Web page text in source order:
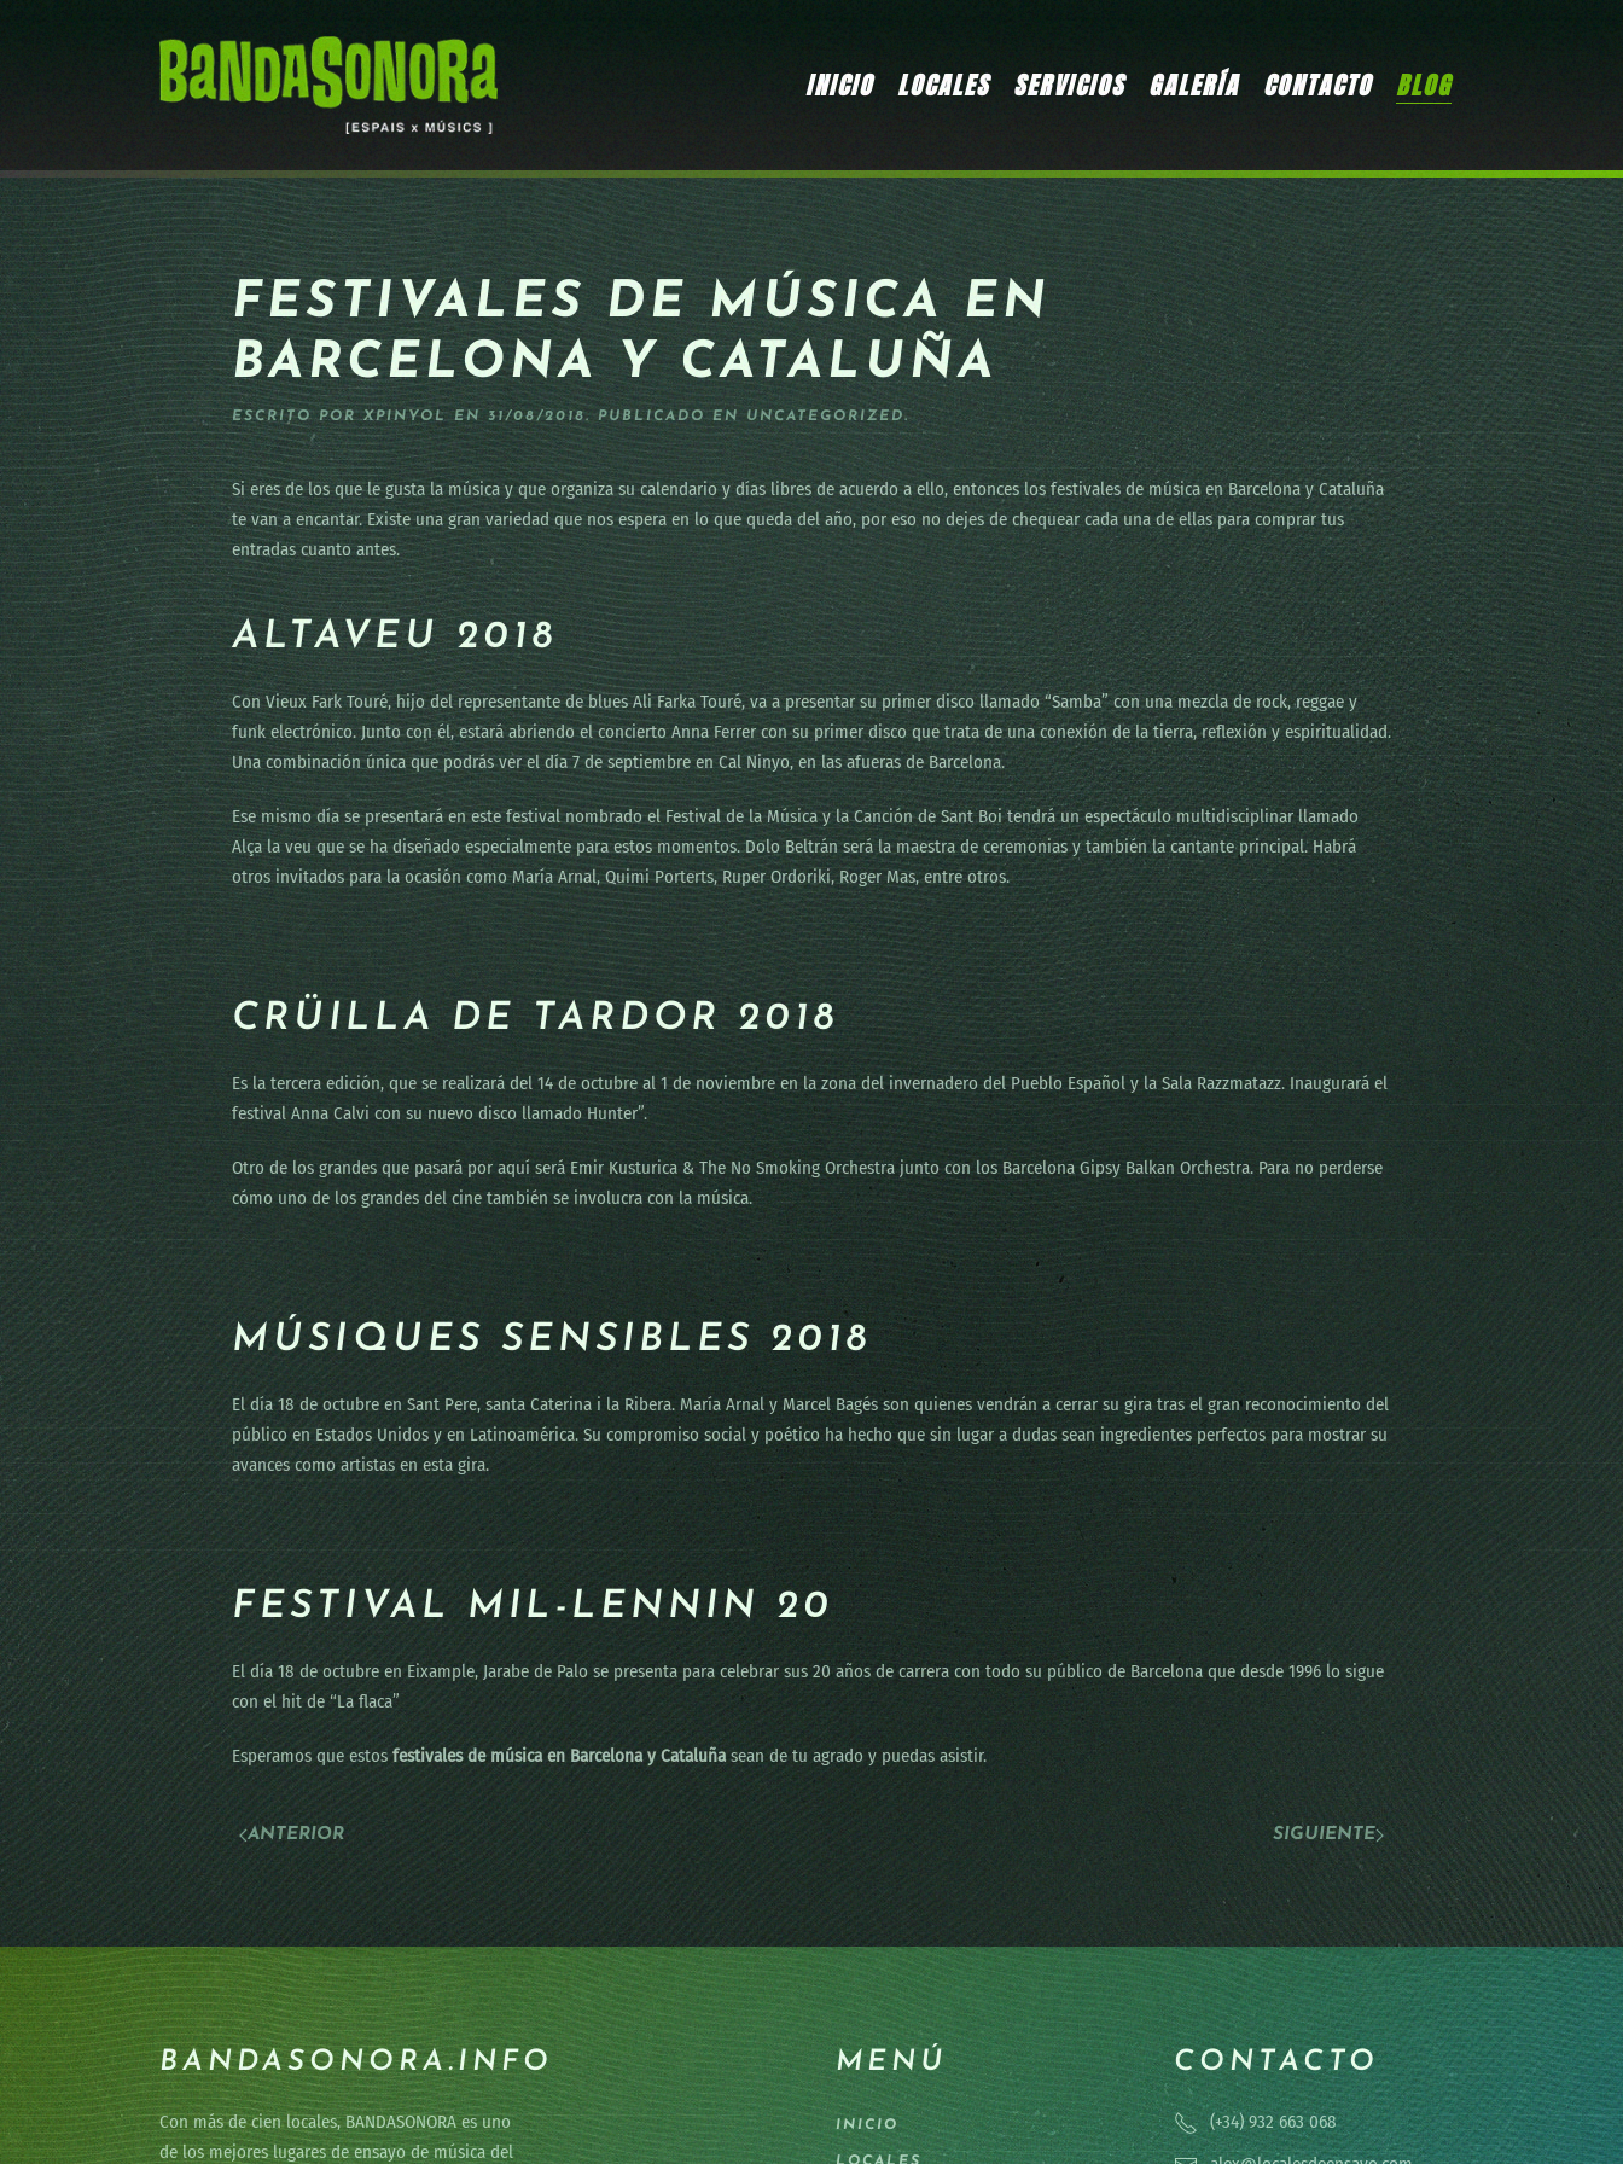
Skip to main content
INICIO LOCALES SERVICIOS GALERÍA CONTACTO BLOG
FESTIVALES DE MÚSICA EN
BARCELONA Y CATALUÑA
ESCRITO PORXPINYOL EN 31/08/2018. PUBLICADO EN UNCATEGORIZED.
Si eres de los que le gusta la música y que organiza su calendario y días libres de acuerdo a ello, entonces los festivales de música en Barcelona y Cataluña
te van a encantar. Existe una gran variedad que nos espera en lo que queda del año, por eso no dejes de chequear cada una de ellas para comprar tus
entradas cuanto antes.
ALTAVEU 2018
Con Vieux Fark Touré, hijo del representante de blues Ali Farka Touré, va a presentar su primer disco llamado “Samba” con una mezcla de rock, reggae y
funk electrónico. Junto con él, estará abriendo el concierto Anna Ferrer con su primer disco que trata de una conexión de la tierra, reflexión y espiritualidad.
Una combinación única que podrás ver el día 7 de septiembre en Cal Ninyo, en las afueras de Barcelona.
Ese mismo día se presentará en este festival nombrado el Festival de la Música y la Canción de Sant Boi tendrá un espectáculo multidisciplinar llamado
Alça la veu que se ha diseñado especialmente para estos momentos. Dolo Beltrán será la maestra de ceremonias y también la cantante principal. Habrá
otros invitados para la ocasión como María Arnal, Quimi Porterts, Ruper Ordoriki, Roger Mas, entre otros.
CRÜILLA DE TARDOR 2018
Es la tercera edición, que se realizará del 14 de octubre al 1 de noviembre en la zona del invernadero del Pueblo Español y la Sala Razzmatazz. Inaugurará el
festival Anna Calvi con su nuevo disco llamado Hunter”.
Otro de los grandes que pasará por aquí será Emir Kusturica & The No Smoking Orchestra junto con los Barcelona Gipsy Balkan Orchestra. Para no perderse
cómo uno de los grandes del cine también se involucra con la música.
MÚSIQUES SENSIBLES 2018
El día 18 de octubre en Sant Pere, santa Caterina i la Ribera. María Arnal y Marcel Bagés son quienes vendrán a cerrar su gira tras el gran reconocimiento del
público en Estados Unidos y en Latinoamérica. Su compromiso social y poético ha hecho que sin lugar a dudas sean ingredientes perfectos para mostrar su
avances como artistas en esta gira.
FESTIVAL MIL-LENNIN 20
El día 18 de octubre en Eixample, Jarabe de Palo se presenta para celebrar sus 20 años de carrera con todo su público de Barcelona que desde 1996 lo sigue
con el hit de “La flaca”
Esperamos que estos festivales de música en Barcelona y Cataluñasean de tu agrado y puedas asistir.
ANTERIOR SIGUIENTE
BANDASONORA.INFO
Con más de cien locales, BANDASONORA es uno
de los mejores lugares de ensayo de música del
MENÚ
INICIO
CONTACTO
(+34) 932 663 068